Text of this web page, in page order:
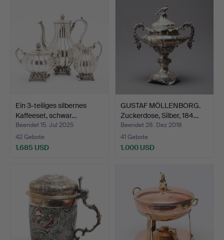
Ein 3-teiliges silbernes
Kaffeeset, schwar…
Beendet 15. Jul 2025
42 Gebote
1.685 USD
GUSTAF MÖLLENBORG.
Zuckerdose, Silber, 184…
Beendet 28. Dez 2018
41 Gebote
1.000 USD